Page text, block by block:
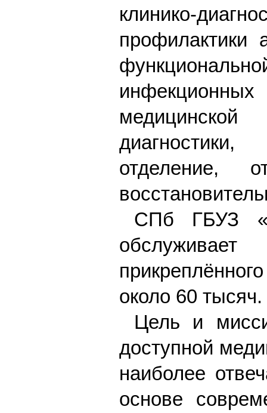
клинико-
профилактики
инфекционных
отделение,
СПб ГБУЗ
около 60 тысяч.
Цель и
доступной
наиболее
основе